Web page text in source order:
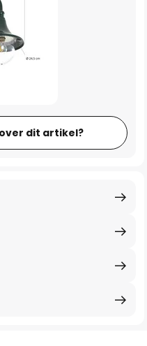
dit artikel?